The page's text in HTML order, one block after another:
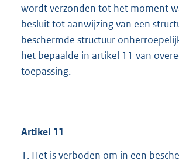
wordt verzonden tot het moment
besluit tot aanwijzing van een
beschermde structuur
het bepaalde in artikel 11 van
toepassing.
Artikel 11
1. Het is verboden om in een